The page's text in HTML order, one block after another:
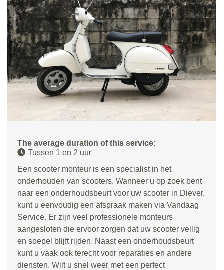
The average duration of this service:
Tussen 1 en 2 uur
Een scooter monteur is een specialist in het
onderhouden van scooters. Wanneer u op zoek bent
naar een onderhoudsbeurt voor uw scooter in Diever,
kunt u eenvoudig een afspraak maken via Vandaag
Service. Er zijn veel professionele monteurs
aangesloten die ervoor zorgen dat uw scooter veilig
en soepel blijft rijden. Naast een onderhoudsbeurt
kunt u vaak ook terecht voor reparaties en andere
diensten. Wilt u snel weer met een perfect